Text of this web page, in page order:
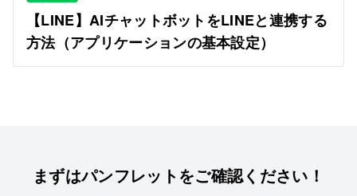
【LINE】AIチャットボットをLINEと連携する
方法（アプリケーションの基本設定）
まずはパンフレットをご確認ください！